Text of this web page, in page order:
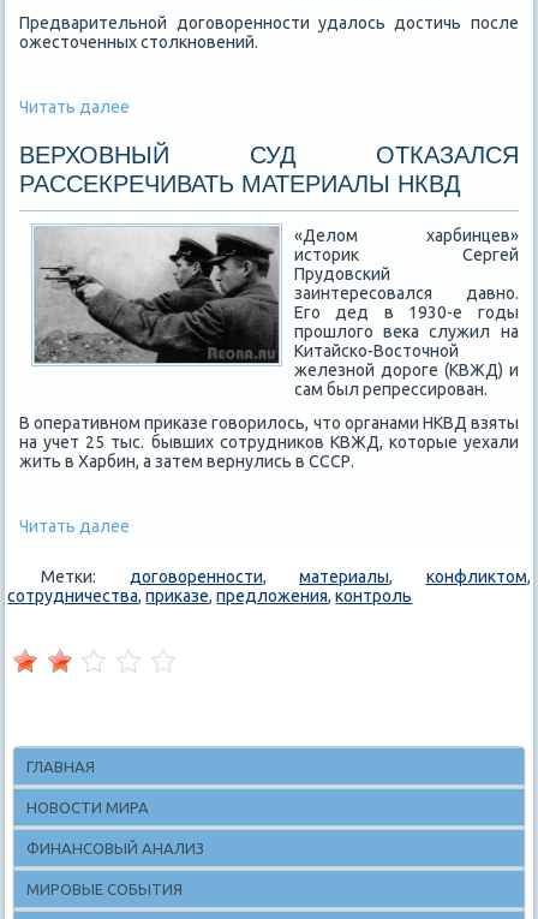
Предварительной договоренности удалось достичь после
ожесточенных столкновений.
Читать далее
ВЕРХОВНЫЙ СУД ОТКАЗАЛСЯ
РАССЕКРЕЧИВАТЬ МАТЕРИАЛЫ НКВД
«Делом харбинцев»
историк Сергей
Прудовский
заинтересовался давно.
Его дед в 1930-е годы
прошлого века служил на
Китайско-Восточной
железной дороге (КВЖД) и
сам был репрессирован.
В оперативном приказе говорилось, что органами НКВД взяты
на учет 25 тыс. бывших сотрудников КВЖД, которые уехали
жить в Харбин, а затем вернулись в СССР.
Читать далее
Метки: договоренности,материалы, конфликтом,
сотрудничества,приказе,предложения,контроль
ГЛАВНАЯ
НОВОСТИ МИРА
ФИНАНСОВЫЙ АНАЛИЗ
МИРОВЫЕ СОБЫТИЯ